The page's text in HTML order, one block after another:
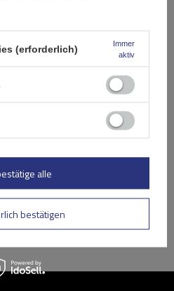
Heckklappen-Fahrradträger
Wir versenden schon am10. August
(erforderlich)
Immer
aktiv
bestätigen
alle